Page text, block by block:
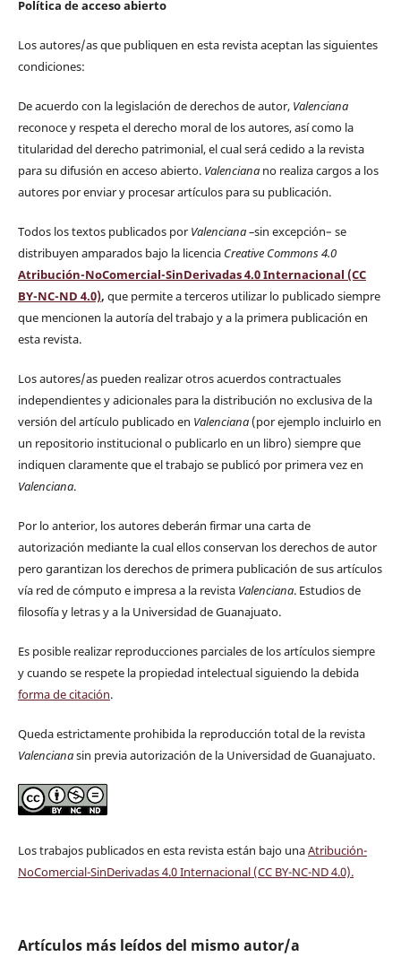
Política de acceso abierto
Los autores/as que publiquen en esta revista aceptan las siguientes
condiciones:
De acuerdo con la legislación de derechos de autor, Valenciana
reconoce y respeta el derecho moral de los autores, así como la
titularidad del derecho patrimonial, el cual será cedido a la revista
para su difusión en acceso abierto. Valencianano realiza cargos a los
autores por enviar y procesar artículos para su publicación.
Todos los textos publicados por Valenciana–sin excepción– se
distribuyen amparados bajo la licencia Creative Commons 4.0
Atribución-NoComercial-SinDerivadas 4.0 Internacional (CC
BY-NC-ND 4.0), que permite a terceros utilizar lo publicado siempre
que mencionen la autoría del trabajo y a la primera publicación en
esta revista.
Los autores/as pueden realizar otros acuerdos contractuales
independientes y adicionales para la distribución no exclusiva de la
versión del artículo publicado en Valenciana(por ejemplo incluirlo en
un repositorio institucional o publicarlo en un libro) siempre que
indiquen claramente que el trabajo se publicó por primera vez en
Valenciana.
Por lo anterior, los autores deberán firmar una carta de
autorización mediante la cual ellos conservan los derechos de autor
pero garantizan los derechos de primera publicación de sus artículos
vía red de cómputo e impresa a la revista Valenciana. Estudios de
filosofía y letras y a la Universidad de Guanajuato.
Es posible realizar reproducciones parciales de los artículos siempre
y cuando se respete la propiedad intelectual siguiendo la debida
forma de citación.
Queda estrictamente prohibida la reproducción total de la revista
Valencianasin previa autorización de la Universidad de Guanajuato.
Los trabajos publicados en esta revista están bajo unaAtribución-
NoComercial-SinDerivadas 4.0 Internacional (CC BY-NC-ND 4.0).
Artículos más leídos del mismo autor/a